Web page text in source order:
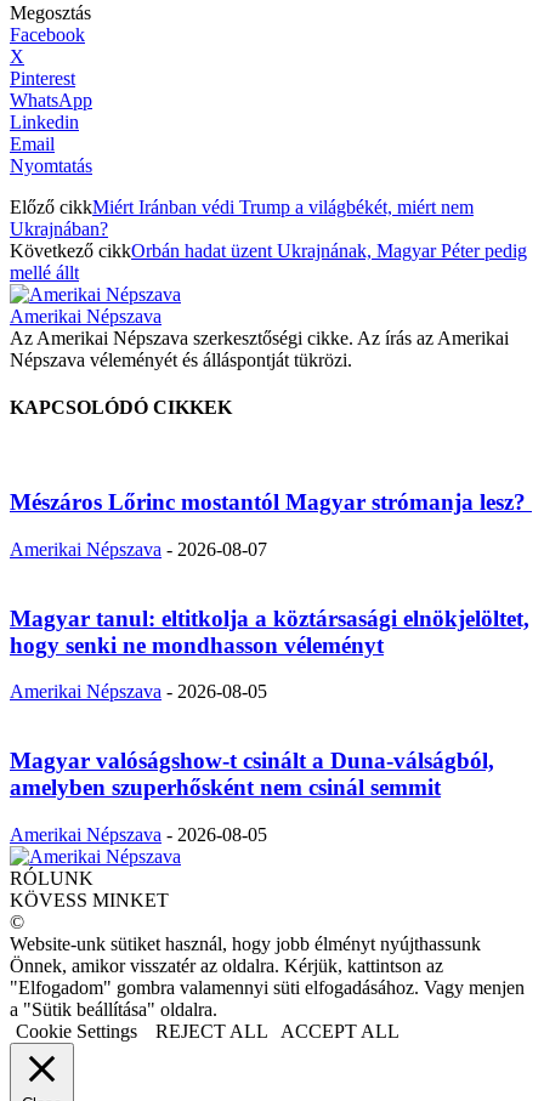
Megosztás
Facebook
X
Pinterest
WhatsApp
Linkedin
Email
Nyomtatás
Előző cikkMiért Iránban védi Trump a világbékét, miért nem
Ukrajnában?
Következő cikkOrbán hadat üzent Ukrajnának, Magyar Péter pedig
mellé állt
Amerikai Népszava
Az Amerikai Népszava szerkesztőségi cikke. Az írás az Amerikai
Népszava véleményét és álláspontját tükrözi.
KAPCSOLÓDÓ CIKKEK
Mészáros Lőrinc mostantól Magyar strómanja lesz?
Amerikai Népszava - 2026-08-07
Magyar tanul: eltitkolja a köztársasági elnökjelöltet,
hogy senki ne mondhasson véleményt
Amerikai Népszava - 2026-08-05
Magyar valóságshow-t csinált a Duna-válságból,
amelyben szuperhősként nem csinál semmit
Amerikai Népszava - 2026-08-05
RÓLUNK
KÖVESS MINKET
©
Website-unk sütiket használ, hogy jobb élményt nyújthassunk
Önnek, amikor visszatér az oldalra. Kérjük, kattintson az
"Elfogadom" gombra valamennyi süti elfogadásához. Vagy menjen
a "Sütik beállítása" oldalra.
Cookie Settings
REJECT ALL ACCEPT ALL